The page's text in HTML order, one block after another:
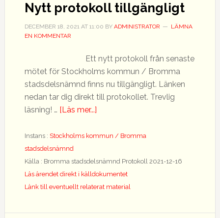
Nytt protokoll tillgängligt
DECEMBER 18, 2021AT 11:00 BY ADMINISTRATOR
LÄMNA
EN KOMMENTAR
Ett nytt protokoll från senaste
mötet för Stockholms kommun / Bromma
stadsdelsnämnd finns nu tillgängligt. Länken
nedan tar dig direkt till protokollet. Trevlig
läsning! … [Läs mer...]om
protokoll
Instans : Stockholms kommun / Bromma
stadsdelsnämnd
Källa : Bromma stadsdelsnämnd Protokoll 2021-12-16
Läs ärendet direkt i källdokumentet
Länk till eventuellt relaterat material